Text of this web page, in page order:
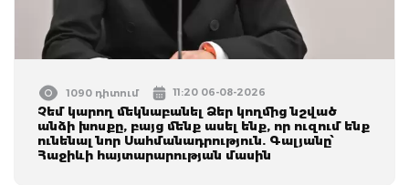
1090 դիտում 11:20 06-08-2026
Չեմ կարող մեկնաբանել Ձեր կողմից նշված
անձի խոսքը, բայց մենք ասել ենք, որ ուզում ենք
ունենալ նոր Սահմանադրություն. Գալյանը՝
Հաջիևի հայտարարության մասին